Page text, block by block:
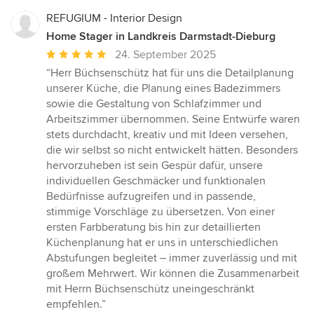
REFUGIUM - Interior Design
Home Stager in Landkreis Darmstadt-Dieburg
Durchschnittliche
Bewertung:
5
von
5
Sternen
24. September 2025
“Herr Büchsenschütz hat für uns die Detailplanung
unserer Küche, die Planung eines Badezimmers
sowie die Gestaltung von Schlafzimmer und
Arbeitszimmer übernommen. Seine Entwürfe waren
stets durchdacht, kreativ und mit Ideen versehen,
die wir selbst so nicht entwickelt hätten. Besonders
hervorzuheben ist sein Gespür dafür, unsere
individuellen Geschmäcker und funktionalen
Bedürfnisse aufzugreifen und in passende,
stimmige Vorschläge zu übersetzen. Von einer
ersten Farbberatung bis hin zur detaillierten
Küchenplanung hat er uns in unterschiedlichen
Abstufungen begleitet – immer zuverlässig und mit
großem Mehrwert. Wir können die Zusammenarbeit
mit Herrn Büchsenschütz uneingeschränkt
empfehlen.”